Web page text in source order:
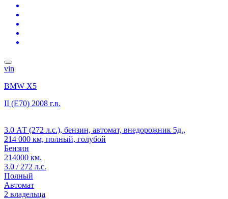
vin
BMW X5
II (E70) 2008 г.в.
3.0 АТ (272 л.с.), бензин, автомат, внедорожник 5д.,
214 000 км, полный, голубой
Бензин
214000 км.
3.0 / 272 л.с.
Полный
Автомат
2 владельца